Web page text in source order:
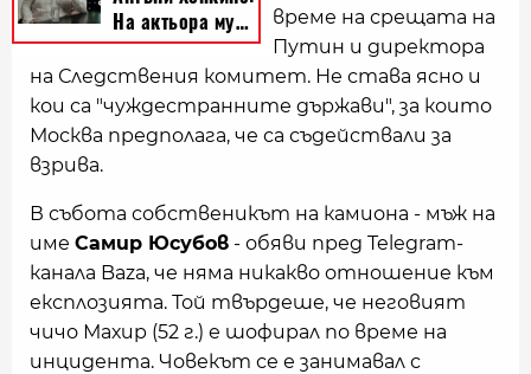
време на срещата на
Путин и директора
на Следствения комитет. Не става ясно и
кои са "чуждестранните държави", за които
Москва предполага, че са съдействали за
взрива.
В събота собственикът на камиона - мъж на
име Самир Юсубов - обяви пред Telegram-
канала Baza, че няма никакво отношение към
експлозията. Той твърдеше, че неговият
чичо Махир (52 г.) е шофирал по време на
инцидента. Човекът се е занимавал с